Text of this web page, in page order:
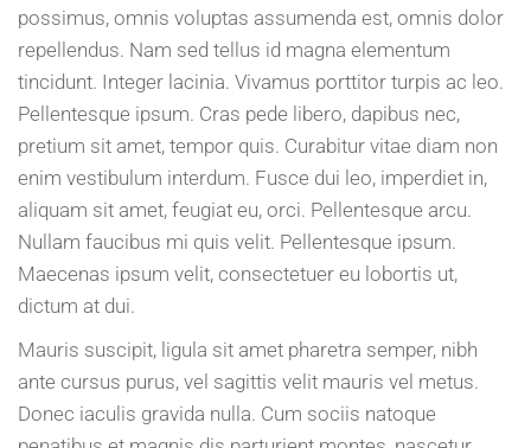
possimus, omnis voluptas assumenda est, omnis dolor
repellendus. Nam sed tellus id magna elementum
tincidunt. Integer lacinia. Vivamus porttitor turpis ac leo.
Pellentesque ipsum. Cras pede libero, dapibus nec,
pretium sit amet, tempor quis. Curabitur vitae diam non
enim vestibulum interdum. Fusce dui leo, imperdiet in,
aliquam sit amet, feugiat eu, orci. Pellentesque arcu.
Nullam faucibus mi quis velit. Pellentesque ipsum.
Maecenas ipsum velit, consectetuer eu lobortis ut,
dictum at dui.
Mauris suscipit, ligula sit amet pharetra semper, nibh
ante cursus purus, vel sagittis velit mauris vel metus.
Donec iaculis gravida nulla. Cum sociis natoque